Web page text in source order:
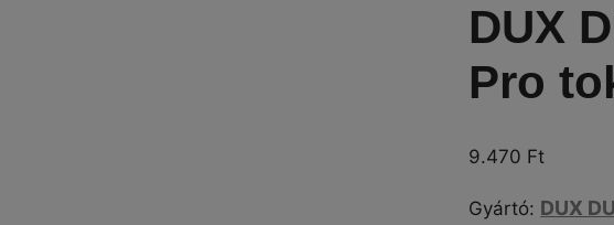
DUX
Pro
9.470 Ft
Gyártó: DUX